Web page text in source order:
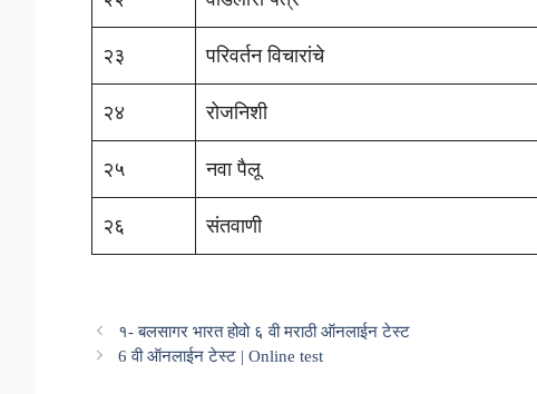
२३ परिवर्तन विचारांचे
२४ रोजनिशी
२५ नवा पैलू
२६ संतवाणी
१- बलसागर भारत होवो ६ वी मराठी ऑनलाईन टेस्ट
6 वी ऑनलाईन टेस्ट | Online test